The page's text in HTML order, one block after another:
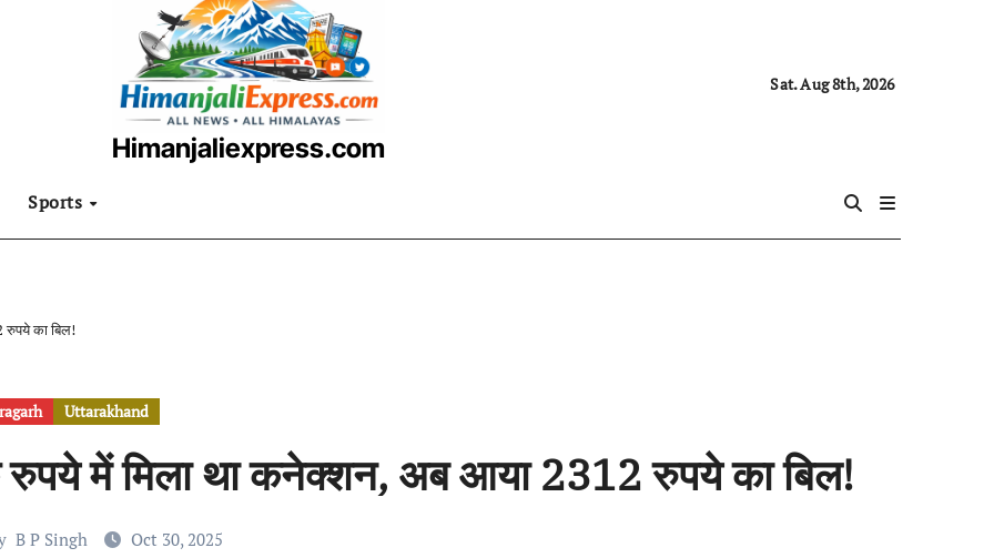
Himanjaliexpress.com
Sat. Aug 8th, 2026
Sports
का बिल!
Uttarakhand
में मिला था कनेक्शन, अब आया 2312 रुपये का बिल!
B P Singh Oct 30, 2025